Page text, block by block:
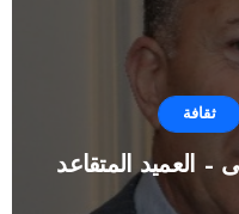
ثقافة
– العميد المتقاعد